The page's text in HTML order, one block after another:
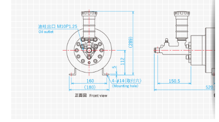
ディスク
配管部品
保証について